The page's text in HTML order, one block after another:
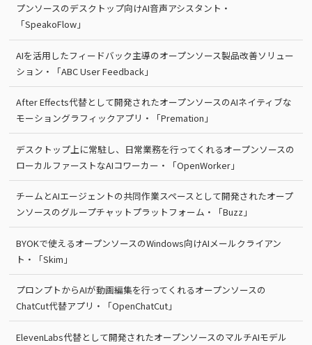
プンソースのデスクトップ向けAI音声アシスタント・
「SpeakoFlow」
AIを活用したフィードバック主導のオープンソース製品改善ソリュー
ション・「ABC User Feedback」
After Effects代替として開発されたオープンソースのAIネイティブな
モーショングラフィックアプリ・「Premation」
デスクトップ上に常駐し、日常業務を行ってくれるオープンソースの
ローカルファーストなAIコワーカー・「OpenWorker」
チームとAIエージェントの共同作業スペースとして開発されたオープ
ンソースのグループチャットプラットフォーム・「Buzz」
BYOKで使えるオープンソースのWindows向けAIメールクライアン
ト・「Skim」
プロンプトからAIが動画編集を行ってくれるオープンソースの
ChatCut代替アプリ・「OpenChatCut」
ElevenLabs代替として開発されたオープンソースのマルチAIモデル